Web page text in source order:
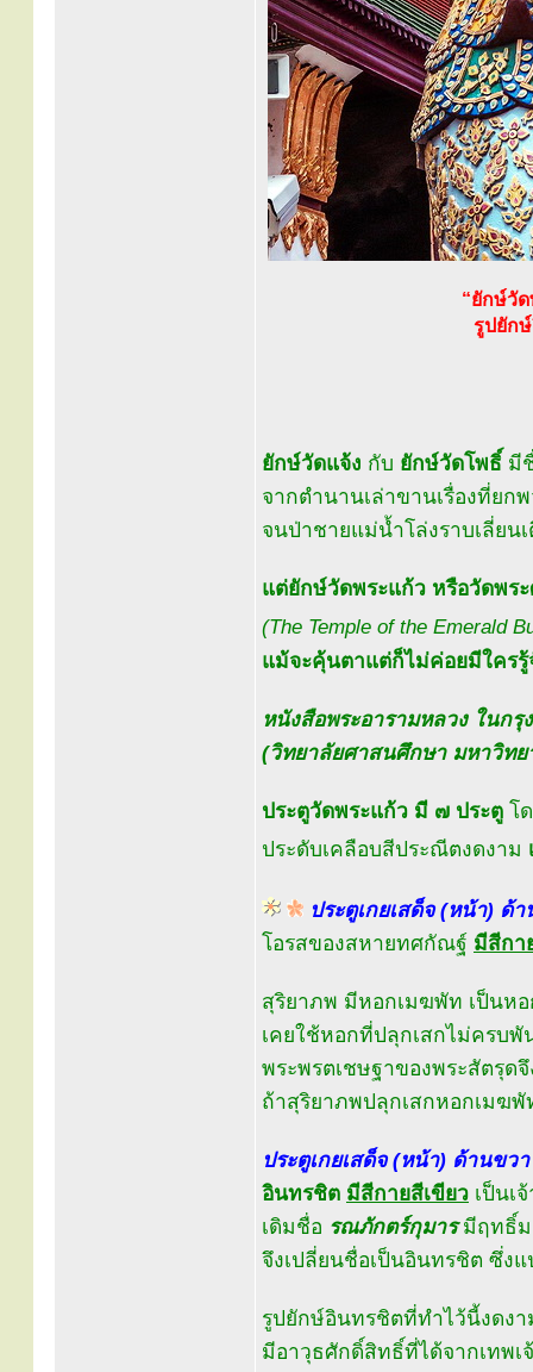
“ยักษ์วั
รูปยัก
ยักษ์วัดแจ้ง กับ ยักษ์วัดโพธิ์ มี
จากตำนานเล่าขานเรื่องที่ยก
จนป่าชายแม่น้ำโล่งราบเลี่ยน
แต่ยักษ์วัดพระแก้ว หรือวัดพร
(The Temple of the Emerald
แม้จะคุ้นตาแต่ก็ไม่ค่อยมีใครรู้
หนังสือพระอารามหลวง ในกรุ
(วิทยาลัยศาสนศึกษา มหาวิท
ประตูวัดพระแก้ว มี ๗ ประตู โ
ประดับเคลือบสีประณีตงดงาม
ประตูเกยเสด็จ (หน้า) ด้
โอรสของสหายทศกัณฐ์ มีสีกา
สุริยาภพ มีหอกเมฆพัท เป็นหอ
เคยใช้หอกที่ปลุกเสกไม่ครบ
พระพรตเชษฐาของพระสัตรุด
ถ้าสุริยาภพปลุกเสกหอกเมฆ
ประตูเกยเสด็จ (หน้า) ด้านขวา
อินทรชิต มีสีกายสีเขียว เป็นเ
เดิมชื่อ รณภักตร์กุมารมีฤทธิ์ม
จึงเปลี่ยนชื่อเป็นอินทรชิต ซึ่ง
รูปยักษ์อินทรชิตที่ทำไว้นี้งดง
มีอาวุธศักดิ์สิทธิ์ที่ได้จากเทพเ